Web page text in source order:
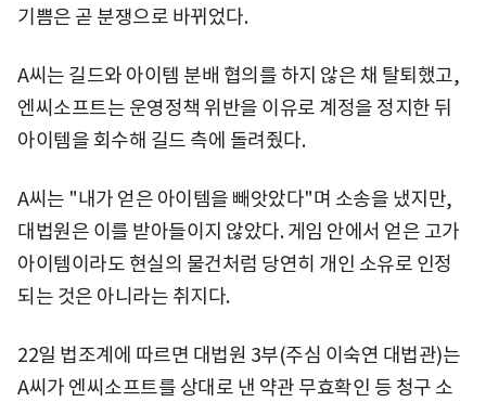
기쁨은 곧 분쟁으로 바뀌었다.
A씨는 길드와 아이템 분배 협의를 하지 않은 채 탈퇴했고,
엔씨소프트는 운영정책 위반을 이유로 계정을 정지한 뒤
아이템을 회수해 길드 측에 돌려줬다.
A씨는 "내가 얻은 아이템을 빼앗았다"며 소송을 냈지만,
대법원은 이를 받아들이지 않았다. 게임 안에서 얻은 고가
아이템이라도 현실의 물건처럼 당연히 개인 소유로 인정
되는 것은 아니라는 취지다.
22일 법조계에 따르면 대법원 3부(주심 이숙연 대법관)는
A씨가 엔씨소프트를 상대로 낸 약관 무효확인 등 청구 소